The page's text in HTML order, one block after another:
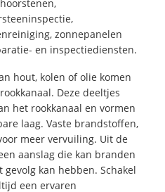
zonnepanelen
en inspectiediensten.
hout, kolen of olie komen
Deze deeltjes
het rookkanaal en vormen
laag. Vaste brandstoffen,
meer vervuiling. Uit de
aanslag die kan branden
kan hebben. Schakel
een ervaren